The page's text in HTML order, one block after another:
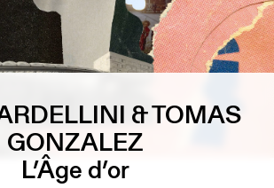
& TOMAS
GONZALEZ
L’Âge d’or